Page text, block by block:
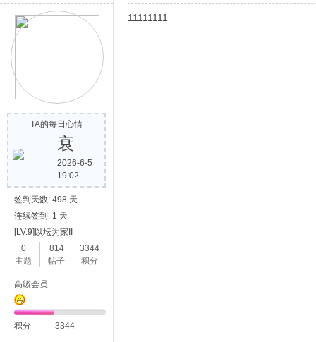
TA的每日心情
衰
2026-6-5
19:02
签到天数: 498 天
连续签到: 1 天
[LV.9]以坛为家II
0
主题
814
帖子
3344
积分
高级会员
积分 3344
11111111